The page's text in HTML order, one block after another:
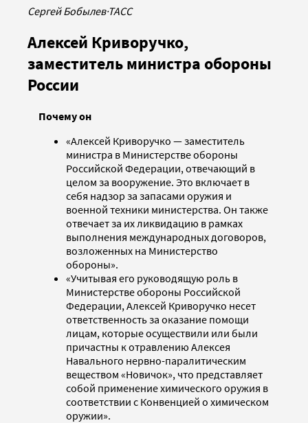
Сергей Бобылев·ТАСС
Алексей Криворучко,
заместитель министра обороны
России
Почему он
«Алексей Криворучко — заместитель
министра в Министерстве обороны
Российской Федерации, отвечающий в
целом за вооружение. Это включает в
себя надзор за запасами оружия и
военной техники министерства. Он также
отвечает за их ликвидацию в рамках
выполнения международных договоров,
возложенных на Министерство
обороны».
«Учитывая его руководящую роль в
Министерстве обороны Российской
Федерации, Алексей Криворучко несет
ответственность за оказание помощи
лицам, которые осуществили или были
причастны к отравлению Алексея
Навального нервно-паралитическим
веществом «Новичок», что представляет
собой применение химического оружия в
соответствии с Конвенцией о химическом
оружии».